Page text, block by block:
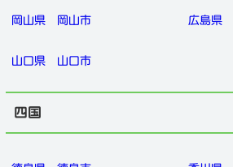
岡山県 岡山市 広島県
山口県 山口市
四国